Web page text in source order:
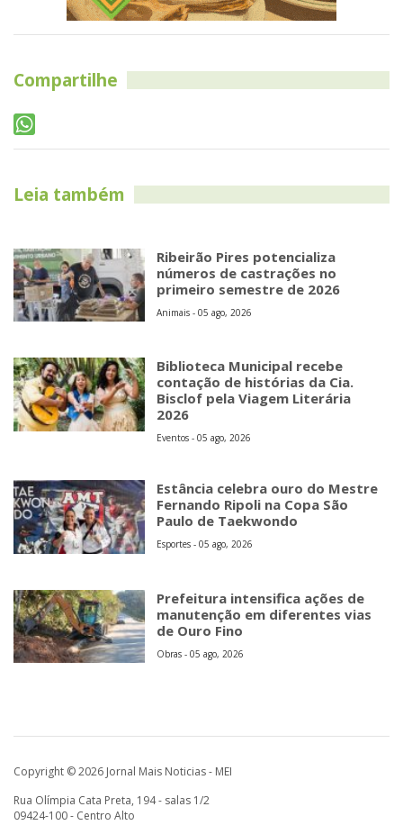
Compartilhe
Leia também
Ribeirão Pires potencializa
números de castrações no
primeiro semestre de 2026
Animais - 05 ago, 2026
Biblioteca Municipal recebe
contação de histórias da Cia.
Bisclof pela Viagem Literária
2026
Eventos - 05 ago, 2026
Estância celebra ouro do Mestre
Fernando Ripoli na Copa São
Paulo de Taekwondo
Esportes - 05 ago, 2026
Prefeitura intensifica ações de
manutenção em diferentes vias
de Ouro Fino
Obras - 05 ago, 2026
Copyright © 2026 Jornal Mais Noticias - MEI
Rua Olímpia Cata Preta, 194 - salas 1/2
09424-100 - Centro Alto